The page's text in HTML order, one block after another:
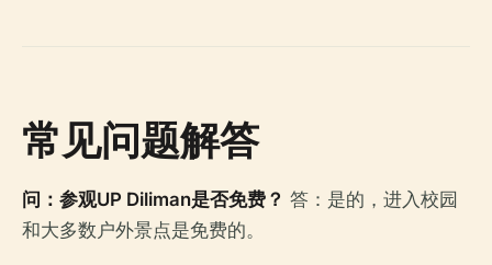
常见问题解答
问：参观UP Diliman是否免费？ 答：是的，进入校园
和大多数户外景点是免费的。